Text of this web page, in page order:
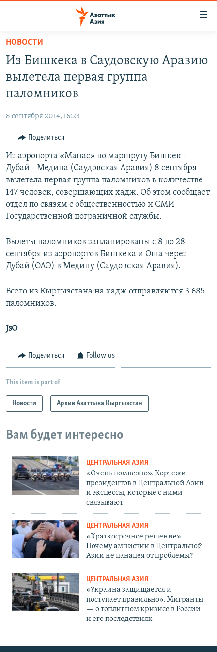
Вернуться
основному
содержанию
главной
навигации
Вернутся
поиску
ТАДЖИКИСТАН
ВОЙНА В УКРАИНЕ
ҚАЗАҚША
КЫРГЫЗЧА
ЎЗБЕКЧА
TÜRKMENÇE
Все сайты РСЕ/РС
НОВОСТИ
Из Бишкека в Саудовскую Аравию
вылетела первая группа
паломников
8 сентября 2014, 16:23
Поделиться
Из аэропорта «Манас» по маршруту Бишкек -
Дубай - Медина (Саудовская Аравия) 8 сентября
вылетела первая группа паломников в количестве
147 человек, совершающих хадж. Об этом сообщает
отдел по связям с общественностью и СМИ
Государственной пограничной службы.
Вылеты паломников запланированы с 8 по 28
сентября из аэропортов Бишкека и Оша через
Дубай (ОАЭ) в Медину (Саудовская Аравия).
Всего из Кыргызстана на хадж отправляются 3 685
паломников.
JsO
Поделиться Follow us
This item is part of
Новости Архив Азаттыка Кыргызстан
Вам будет интересно
ЦЕНТРАЛЬНАЯ АЗИЯ
«Очень помпезно». Кортежи
президентов в Центральной Азии
и эксцессы, которые с ними
связывают
ЦЕНТРАЛЬНАЯ АЗИЯ
«Краткосрочное решение».
Почему амнистии в Центральной
Азии не панацея от проблемы?
ЦЕНТРАЛЬНАЯ АЗИЯ
«Украина защищается и
поступает правильно». Мигранты
— о топливном кризисе в России
и его последствиях